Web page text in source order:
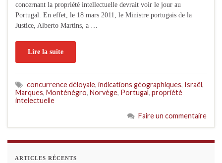
concernant la propriété intellectuelle devrait voir le jour au
Portugal. En effet, le 18 mars 2011, le Ministre portugais de la
Justice, Alberto Martins, a …
Lire la suite
concurrence déloyale, indications géographiques, Israël,
Marques, Monténégro, Norvège, Portugal, propriété
intelectuelle
Faire un commentaire
ARTICLES RÉCENTS